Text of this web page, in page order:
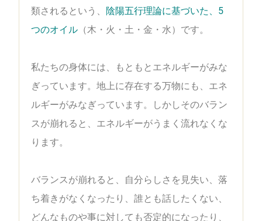
類されるという、 陰陽五行理論に基づいた、5
つのオイル （木・火・土・金・水）です。
私たちの身体には、もともとエネルギーがみな
ぎっています。地上に存在する万物にも、エネ
ルギーがみなぎっています。しかしそのバラン
スが崩れると、エネルギーがうまく流れなくな
ります。
バランスが崩れると、自分らしさを見失い、落
ち着きがなくなったり、誰とも話したくない、
どんなものや事に対しても否定的になったり、